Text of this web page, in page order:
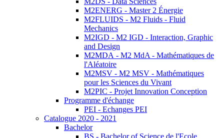
M2ENERG - Master 2 Énergie
M2FLUIDS - M2 Fluids - Fluid
Mechanics
M2IGD - M2 IGD - Interaction, Graphic
and Design
M2MDA - M2 MdA - Mathématiques de
l'Aléatoire
M2MSV - M2 MSV - Mathématiques
pour les Sciences du Vivant
M2PIC - Projet Innovation Conception
Programme d'échange
PEI - Echanges PEI
Catalogue 2020 - 2021
Bachelor
BS - Bachelor of Science de l'Ecole